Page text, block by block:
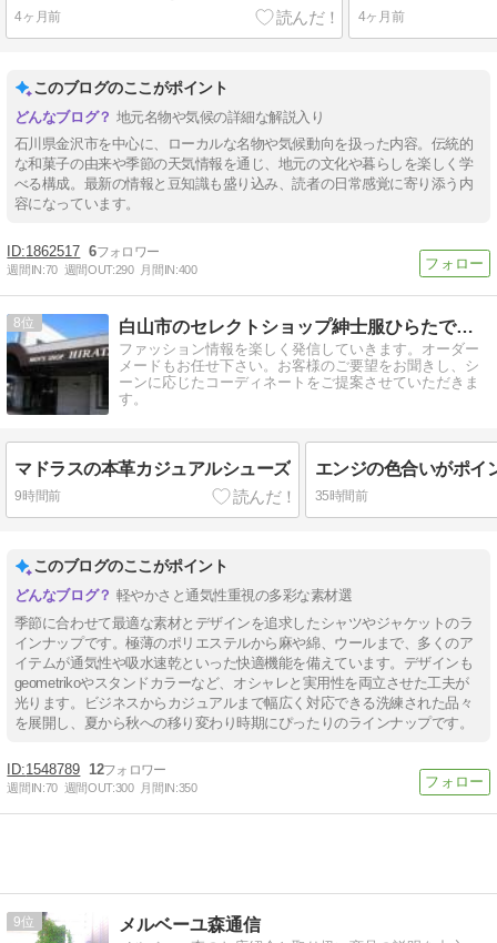
4ヶ月前 4ヶ月前
このブログのここがポイント
地元名物や気候の詳細な解説入り
石川県金沢市を中心に、ローカルな名物や気候動向を扱った内容。伝統的
な和菓子の由来や季節の天気情報を通じ、地元の文化や暮らしを楽しく学
べる構成。最新の情報と豆知識も盛り込み、読者の日常感覚に寄り添う内
容になっています。
1862517 6
週間IN:70 週間OUT:290 月間IN:400
8 白山市のセレクトショップ紳士服ひらたです。
ファッション情報を楽しく発信していきます。オーダー
メードもお任せ下さい。お客様のご要望をお聞きし、シ
ーンに応じたコーディネートをご提案させていただきま
す。
マドラスの本革カジュアルシューズ
9時間前
エンジの色合いがポイ
35時間前
このブログのここがポイント
軽やかさと通気性重視の多彩な素材選
季節に合わせて最適な素材とデザインを追求したシャツやジャケットのラ
インナップです。極薄のポリエステルから麻や綿、ウールまで、多くのア
イテムが通気性や吸水速乾といった快適機能を備えています。デザインも
geometrikoやスタンドカラーなど、オシャレと実用性を両立させた工夫が
光ります。ビジネスからカジュアルまで幅広く対応できる洗練された品々
を展開し、夏から秋への移り変わり時期にぴったりのラインナップです。
1548789 12
週間IN:70 週間OUT:300 月間IN:350
9 メルベーユ森通信